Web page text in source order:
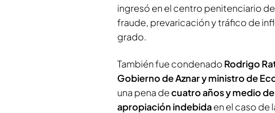
ingresó en el centro penitenciario
fraude, prevaricación y tráfico de
grado.
También fue condenado Rodrigo
Gobierno de Aznar y ministro de
una pena decuatro años y medio
apropiación indebidaen el caso de